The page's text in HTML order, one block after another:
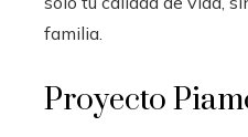
familia.
Proyecto